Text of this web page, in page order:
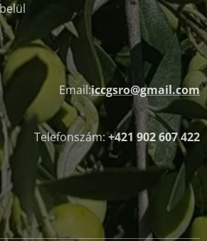
Email:iccgsro@gmail.com
Telefonszám:+421 902 607 422